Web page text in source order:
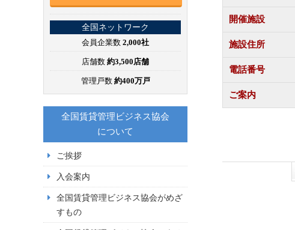
開催施設
施設住所
電話番号
ご案内
全国ネットワーク
会員企業数 2,000社
店舗数 約3,500店舗
管理戸数 約400万戸
全国賃貸管理ビジネス協会
について
ご挨拶
入会案内
全国賃貸管理ビジネス協会がめざ
すもの